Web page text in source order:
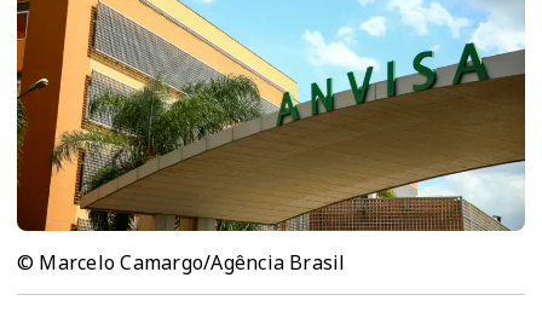
© Marcelo Camargo/Agência Brasil